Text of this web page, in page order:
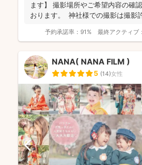
ます】 撮影場所やご希望内容の確
おります。 神社様での撮影は撮影
予約承諾率： 91% 最終アクティブ：
NANA( NANA FILM )
5 (14)女性